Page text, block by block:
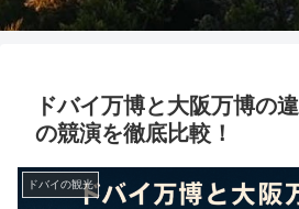
ドバイ万博と大阪万博の
の競演を徹底比較！
ドバイの観光